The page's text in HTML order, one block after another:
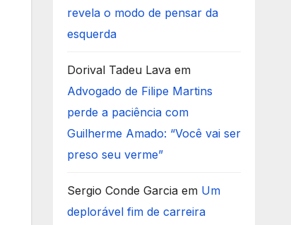
revela o modo de pensar da
esquerda
Dorival Tadeu Lavaem
Advogado de Filipe Martins
perde a paciência com
Guilherme Amado: “Você vai ser
preso seu verme”
Sergio Conde Garciaem Um
deplorável fim de carreira